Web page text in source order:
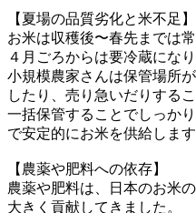
【夏場の品質劣化と米不足】
お米は収穫後〜春先までは
４月ごろからは要冷蔵になり
小規模農家さんは保管場所
したり、売り急いだりする
一括保管することでしっか
で安定的にお米を供給します
【農薬や肥料への依存】
農薬や肥料は、日本のお米
大きく貢献してきました。